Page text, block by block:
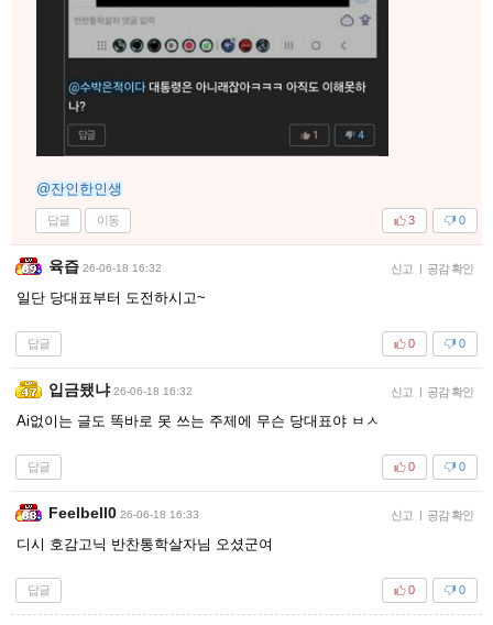
@잔인한인생
답글 이동 0
3
육즙 26-06-18 16:32 신고 | 공감 확인
일단 당대표부터 도전하시고~
답글 0
0
입금됐냐 26-06-18 16:32 신고 | 공감 확인
Ai없이는 글도 똑바로 못 쓰는 주제에 무슨 당대표야 ㅂㅅ
답글 0
0
Feelbell0 26-06-18 16:33 신고 | 공감 확인
디시 호감고닉 반찬통학살자님 오셨군여
답글 0
0